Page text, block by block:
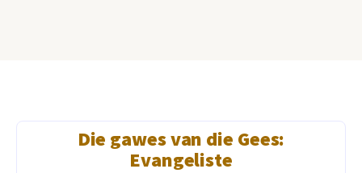
Die gawes van die Gees:
Evangeliste